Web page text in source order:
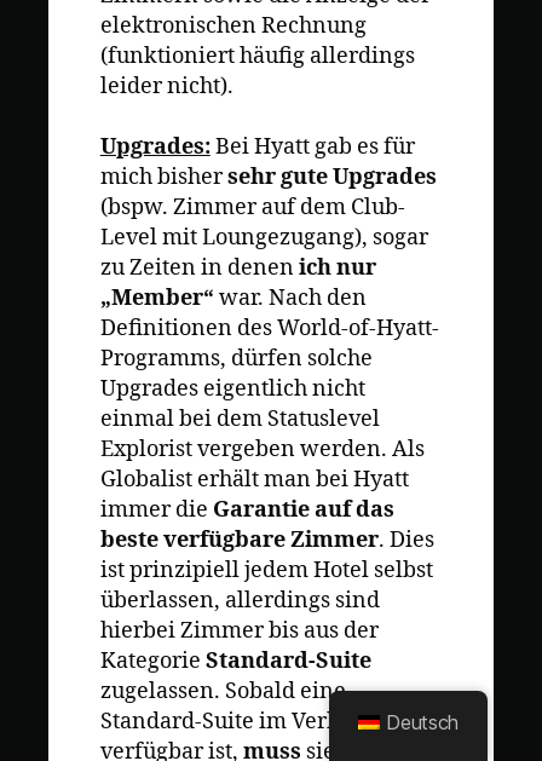
elektronischen Rechnung
(funktioniert häufig allerdings
leider nicht).
Upgrades:Bei Hyatt gab es für
mich bishersehr gute Upgrades
(bspw. Zimmer auf dem Club-
Level mit Loungezugang), sogar
zu Zeiten in denenich nur
„Member“ war. Nach den
Definitionen des World-of-Hyatt-
Programms, dürfen solche
Upgrades eigentlich nicht
einmal bei dem Statuslevel
Explorist vergeben werden. Als
Globalist erhält man bei Hyatt
immer die Garantie auf das
beste verfügbare Zimmer. Dies
ist prinzipiell jedem Hotel selbst
überlassen, allerdings sind
hierbei Zimmer bis aus der
Kategorie Standard-Suite
zugelassen. Sobald eine
Standard-Suite im Verkauf
verfügbar ist, muss sie dem
Deutsch